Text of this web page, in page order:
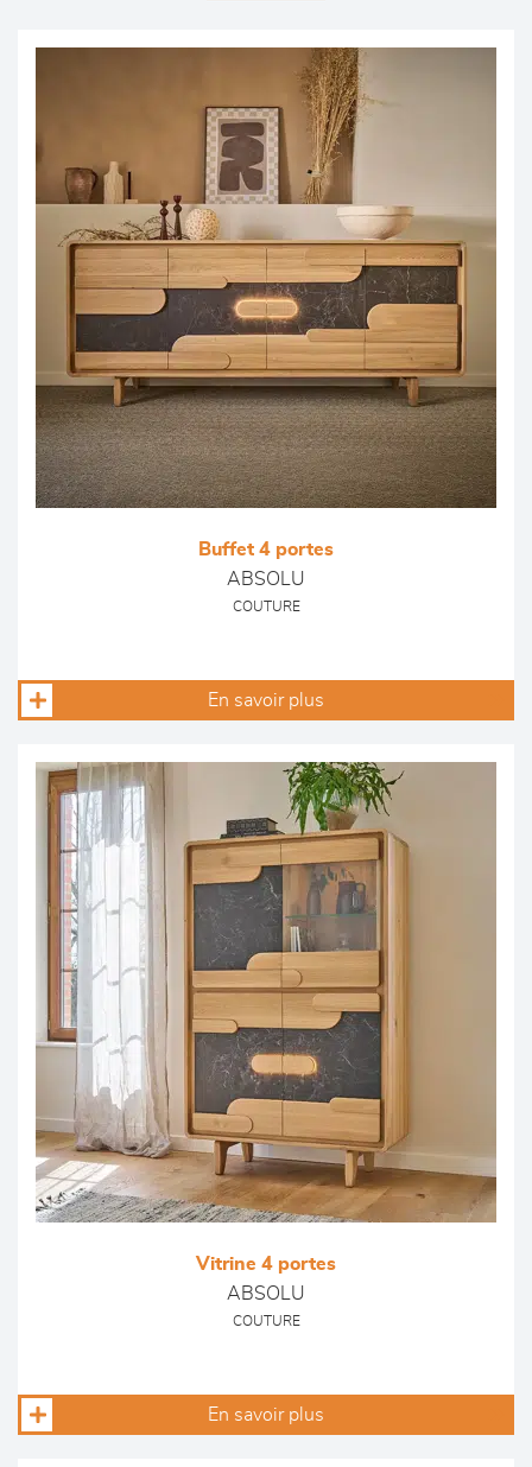
Buffet 4 portes
ABSOLU
COUTURE
En savoir plus
Vitrine 4 portes
ABSOLU
COUTURE
En savoir plus